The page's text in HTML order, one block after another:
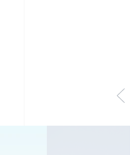
PROJET SUIVANT